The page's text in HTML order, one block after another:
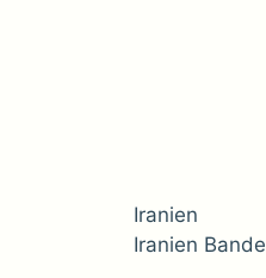
Iranien
Iranien